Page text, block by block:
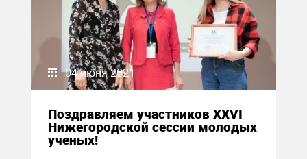
04 июня 2021
Поздравляем участников XXVI
Нижегородской сессии молодых
ученых!